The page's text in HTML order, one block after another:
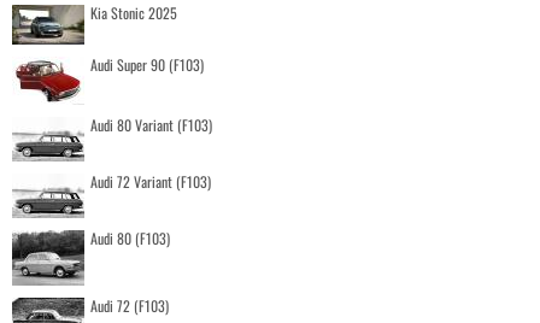
Kia Stonic 2025
Audi Super 90 (F103)
Audi 80 Variant (F103)
Audi 72 Variant (F103)
Audi 80 (F103)
Audi 72 (F103)